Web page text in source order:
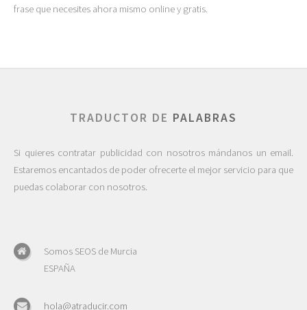
frase que necesites ahora mismo online y gratis.
TRADUCTOR DE PALABRAS
Si quieres contratar publicidad con nosotros mándanos un email.
Estaremos encantados de poder ofrecerte el mejor servicio para que
puedas colaborar con nosotros.
Somos SEOS de Murcia
ESPAÑA
hola@atraducir.com